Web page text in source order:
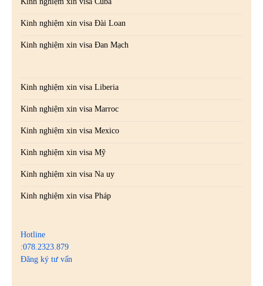
Kinh nghiệm xin visa Đài Loan
Kinh nghiệm xin visa Đan Mạch
Kinh nghiệm xin visa Liberia
Kinh nghiệm xin visa Marroc
Kinh nghiệm xin visa Mexico
Kinh nghiệm xin visa Mỹ
Kinh nghiệm xin visa Na uy
Kinh nghiệm xin visa Pháp
Hotline
:078.2323.879
Đăng ký tư vấn